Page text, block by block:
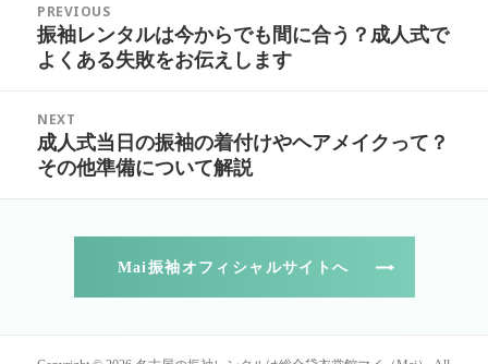
PREVIOUS
Previous
post:
振袖レンタルは今からでも間に合う？成人式で
よくある失敗をお伝えします
NEXT
Next
post:
成人式当日の振袖の着付けやヘアメイクって？
その他準備について解説
Mai振袖オフィシャルサイトへ